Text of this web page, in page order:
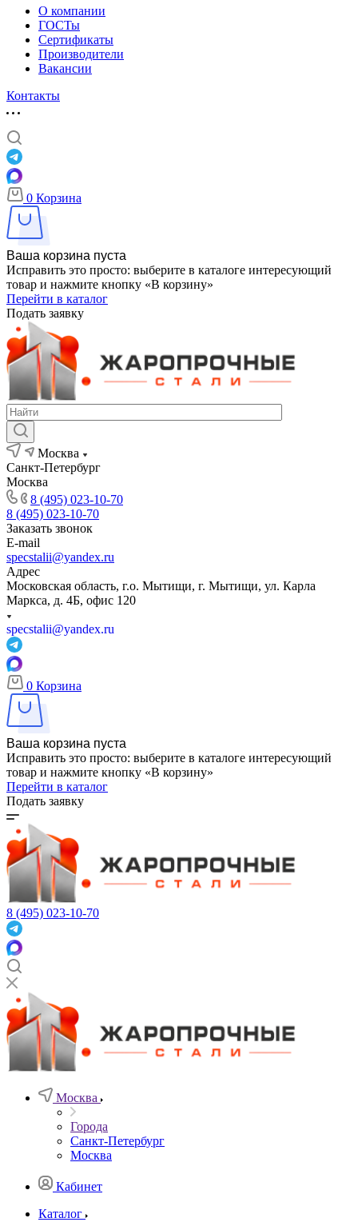
О компании
ГОСТы
Сертификаты
Производители
Вакансии
Контакты
0 Корзина
Ваша корзина пуста
Исправить это просто: выберите в каталоге интересующий
товар и нажмите кнопку «В корзину»
Перейти в каталог
Подать заявку
Москва
Санкт-Петербург
Москва
8 (495) 023-10-70
8 (495) 023-10-70
Заказать звонок
E-mail
specstalii@yandex.ru
Адрес
Московская область, г.о. Мытищи, г. Мытищи, ул. Карла
Маркса, д. 4Б, офис 120
specstalii@yandex.ru
0 Корзина
Ваша корзина пуста
Исправить это просто: выберите в каталоге интересующий
товар и нажмите кнопку «В корзину»
Перейти в каталог
Подать заявку
8 (495) 023-10-70
Москва
Города
Санкт-Петербург
Москва
Кабинет
Каталог